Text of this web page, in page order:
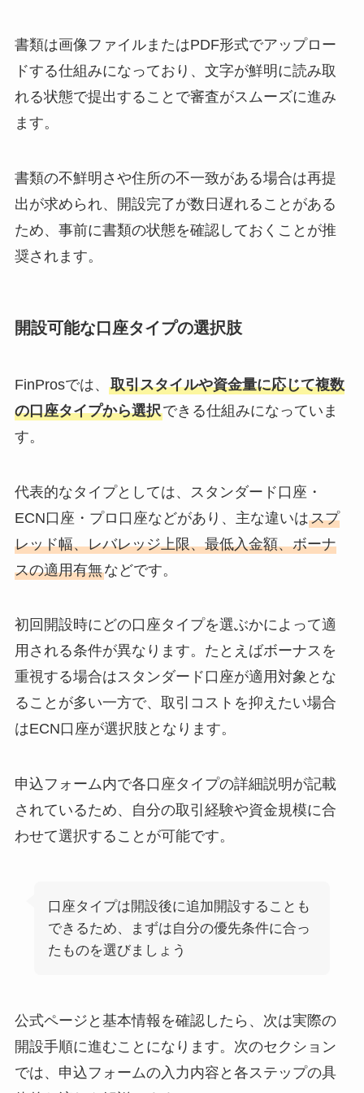
書類は画像ファイルまたはPDF形式でアップロー
ドする仕組みになっており、文字が鮮明に読み取
れる状態で提出することで審査がスムーズに進み
ます。
書類の不鮮明さや住所の不一致がある場合は再提
出が求められ、開設完了が数日遅れることがある
ため、事前に書類の状態を確認しておくことが推
奨されます。
開設可能な口座タイプの選択肢
FinProsでは、 取引スタイルや資金量に応じて複数
の口座タイプから選択できる仕組みになっていま
す。
代表的なタイプとしては、スタンダード口座・
ECN口座・プロ口座などがあり、主な違いはスプ
レッド幅、レバレッジ上限、最低入金額、ボーナ
スの適用有無などです。
初回開設時にどの口座タイプを選ぶかによって適
用される条件が異なります。たとえばボーナスを
重視する場合はスタンダード口座が適用対象とな
ることが多い一方で、取引コストを抑えたい場合
はECN口座が選択肢となります。
申込フォーム内で各口座タイプの詳細説明が記載
されているため、自分の取引経験や資金規模に合
わせて選択することが可能です。
口座タイプは開設後に追加開設することも
できるため、まずは自分の優先条件に合っ
たものを選びましょう
公式ページと基本情報を確認したら、次は実際の
開設手順に進むことになります。次のセクション
では、申込フォームの入力内容と各ステップの具